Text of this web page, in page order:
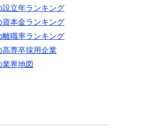
設立年ランキング
資本金ランキング
離職率ランキング
高専卒採用企業
界地図